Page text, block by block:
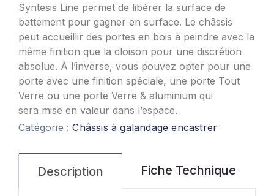
Syntesis Line permet de libérer la surface de
battement pour gagner en surface. Le châssis
peut accueillir des portes en bois à peindre avec la
même finition que la cloison pour une discrétion
absolue. À l’inverse, vous pouvez opter pour une
porte avec une finition spéciale, une porte Tout
Verre ou une porte Verre & aluminium qui
sera mise en valeur dans l’espace.
Catégorie :Châssis à galandage encastrer
Description Fiche Technique